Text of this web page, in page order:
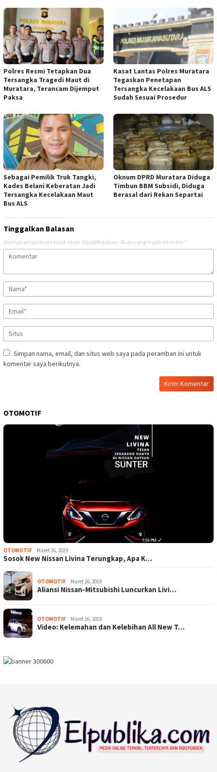
Polres Resmi Tetapkan Dua
Tersangka Tragedi Maut di
Muratara, Terancam Dijemput
Paksa
Kasat Lantas Polres Muratara
Tegaskan Penetapan
Tersangka Kecelakaan Bus ALS
Sudah Sesuai Prosedur
Sebagai Pemilik Truk Tangki,
Kades Belani Keberatan Jadi
Tersangka Kecelakaan Maut
Bus ALS
Oknum DPRD Muratara Diduga
Timbun BBM Subsidi, Diduga
Berasal dari Rekan Separtai
Tinggalkan Balasan
Alamat email Anda tidak akan dipublikasikan. Ruas yang wajib ditandai *
Simpan nama, email, dan situs web saya pada peramban ini untuk
komentar saya berikutnya.
OTOMOTIF
OTOMOTIF Maret 16, 2019
Sosok New Nissan Livina Terungkap, Apa K…
OTOMOTIF Maret 16, 2019
Aliansi Nissan-Mitsubishi Luncurkan Livi…
OTOMOTIF Maret 16, 2019
Video: Kelemahan dan Kelebihan All New T…